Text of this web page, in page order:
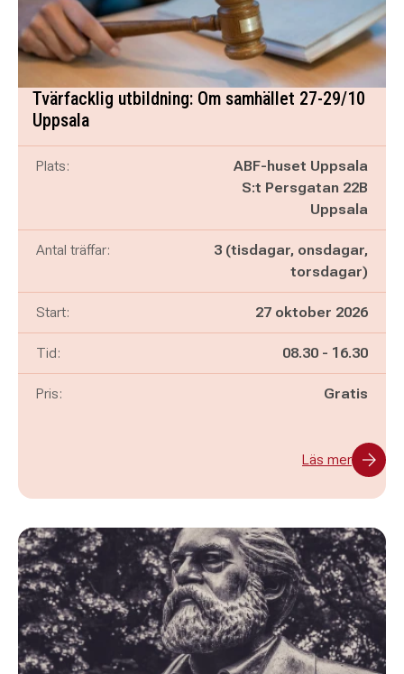
Tvärfacklig utbildning: Om samhället 27-29/10
Uppsala
Plats:
ABF-huset Uppsala
S:t Persgatan 22B
Uppsala
Antal träffar:
3 (tisdagar, onsdagar,
torsdagar)
Start: 27 oktober 2026
Tid: Pågår mellan
08.30 - och
16.30
Pris: Gratis
Läs mer